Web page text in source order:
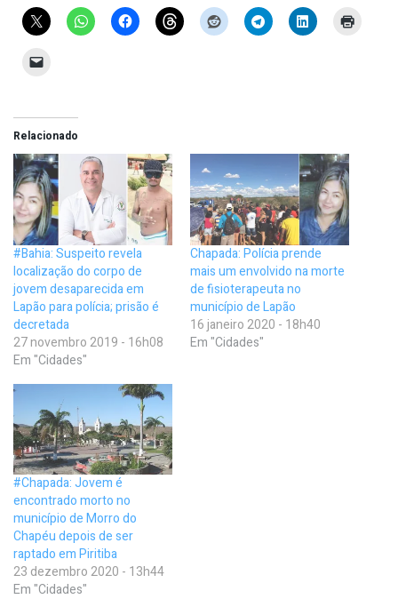
Relacionado
#Bahia: Suspeito revela
localização do corpo de
jovem desaparecida em
Lapão para polícia; prisão é
decretada
27 novembro 2019 - 16h08
Em "Cidades"
Chapada: Polícia prende
mais um envolvido na morte
de fisioterapeuta no
município de Lapão
16 janeiro 2020 - 18h40
Em "Cidades"
#Chapada: Jovem é
encontrado morto no
município de Morro do
Chapéu depois de ser
raptado em Piritiba
23 dezembro 2020 - 13h44
Em "Cidades"